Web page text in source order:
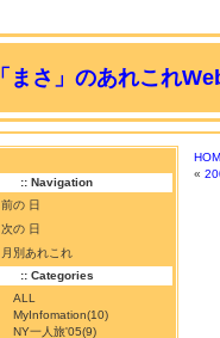
「まさ」のあれこれ
:: Navigation
前の 日
次の 日
月別あれこれ
:: Categories
ALL
MyInfomation(10)
NY一人旅'05(9)
«